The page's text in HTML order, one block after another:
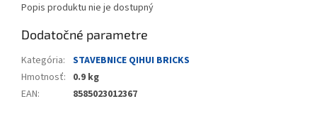
Popis produktu nie je dostupný
Dodatočné parametre
Kategória: STAVEBNICE QIHUI BRICKS
Hmotnosť: 0.9 kg
EAN: 8585023012367